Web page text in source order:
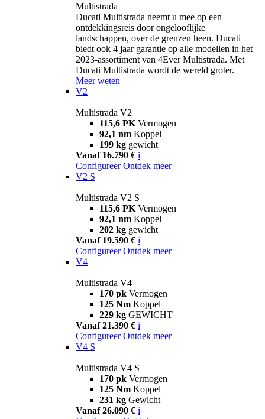
Multistrada
Ducati Multistrada neemt u mee op een
ontdekkingsreis door ongelooflijke
landschappen, over de grenzen heen. Ducati
biedt ook 4 jaar garantie op alle modellen in het
2023-assortiment van 4Ever Multistrada. Met
Ducati Multistrada wordt de wereld groter.
Meer weten
V2
Multistrada V2
115,6 PK Vermogen
92,1 nm Koppel
199 kg gewicht
Vanaf 16.790 € i
Configureer Ontdek meer
V2 S
Multistrada V2 S
115,6 PK Vermogen
92,1 nm Koppel
202 kg gewicht
Vanaf 19.590 € i
Configureer Ontdek meer
V4
Multistrada V4
170 pk Vermogen
125 Nm Koppel
229 kg GEWICHT
Vanaf 21.390 € i
Configureer Ontdek meer
V4 S
Multistrada V4 S
170 pk Vermogen
125 Nm Koppel
231 kg Gewicht
Vanaf 26.090 € i